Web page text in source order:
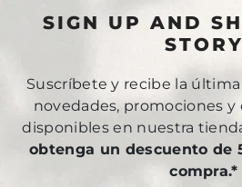
SIGN UP AND
STORY
Suscríbete y recibe la
novedades, promociones y
disponibles en nuestra
obtenga un descuento de
compra.*